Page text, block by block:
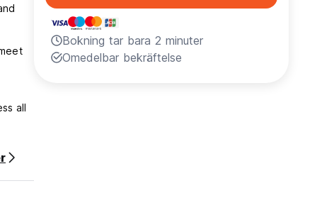
all
Bokning tar bara 2 minuter
Omedelbar bekräftelse